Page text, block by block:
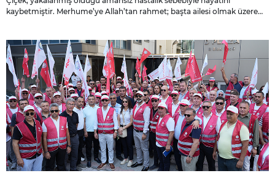
kaybetmiştir. Merhume’ye Allah’tan rahmet; başta ailesi olmak üzere